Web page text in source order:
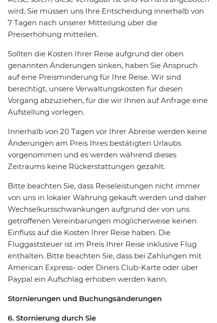
wird. Sie müssen uns Ihre Entscheidung innerhalb von
7 Tagen nach unserer Mitteilung über die
Preiserhöhung mitteilen.
Sollten die Kosten Ihrer Reise aufgrund der oben
genannten Änderungen sinken, haben Sie Anspruch
auf eine Preisminderung für Ihre Reise. Wir sind
berechtigt, unsere Verwaltungskosten für diesen
Vorgang abzuziehen, für die wir Ihnen auf Anfrage eine
Aufstellung vorlegen.
Innerhalb von 20 Tagen vor Ihrer Abreise werden keine
Änderungen am Preis Ihres bestätigten Urlaubs
vorgenommen und es werden während dieses
Zeitraums keine Rückerstattungen gezahlt.
Bitte beachten Sie, dass Reiseleistungen nicht immer
von uns in lokaler Währung gekauft werden und daher
Wechselkursschwankungen aufgrund der von uns
getroffenen Vereinbarungen möglicherweise keinen
Einfluss auf die Kosten Ihrer Reise haben. Die
Fluggaststeuer ist im Preis Ihrer Reise inklusive Flug
enthalten. Bitte beachten Sie, dass bei Zahlungen mit
American Express- oder Diners Club-Karte oder über
Paypal ein Aufschlag erhoben werden kann.
Stornierungen und Buchungsänderungen
6. Stornierung durch Sie